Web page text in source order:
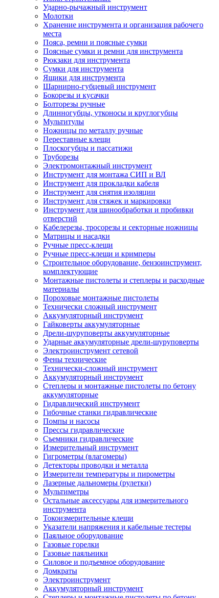
Ударно-рычажный инструмент
Молотки
Хранение инструмента и организация рабочего
места
Пояса, ремни и поясные сумки
Поясные сумки и ремни для инструмента
Рюкзаки для инструмента
Сумки для инструмента
Ящики для инструмента
Шарнирно-губцевый инструмент
Бокорезы и кусачки
Болторезы ручные
Длинногубцы, утконосы и круглогубцы
Мультитулы
Ножницы по металлу ручные
Переставные клещи
Плоскогубцы и пассатижи
Труборезы
Электромонтажный инструмент
Инструмент для монтажа СИП и ВЛ
Инструмент для прокладки кабеля
Инструмент для снятия изоляции
Инструмент для стяжек и маркировки
Инструмент для шинообработки и пробивки
отверстий
Кабелерезы, тросорезы и секторные ножницы
Матрицы и насадки
Ручные пресс-клещи
Ручные пресс-клещи и кримперы
Строительное оборудование, бензоинструмент,
комплектующие
Монтажные пистолеты и степлеры и расходные
материалы
Пороховые монтажные пистолеты
Технически сложный инструмент
Аккумуляторный инструмент
Гайковерты аккумуляторные
Дрели-шуруповерты аккумуляторные
Ударные аккумуляторные дрели-шуруповерты
Электроинструмент сетевой
Фены технические
Технически-сложный инструмент
Аккумуляторный инструмент
Степлеры и монтажные пистолеты по бетону
аккумуляторные
Гидравлический инструмент
Гибочные станки гидравлические
Помпы и насосы
Прессы гидравлические
Съемники гидравлические
Измерительный инструмент
Гигрометры (влагомеры)
Детекторы проводки и металла
Измерители температуры и пирометры
Лазерные дальномеры (рулетки)
Мультиметры
Остальные аксессуары для измерительного
инструмента
Токоизмерительные клещи
Указатели напряжения и кабельные тестеры
Паяльное оборудование
Газовые горелки
Газовые паяльники
Силовое и подъемное оборудование
Домкраты
Электроинструмент
Аккумуляторный инструмент